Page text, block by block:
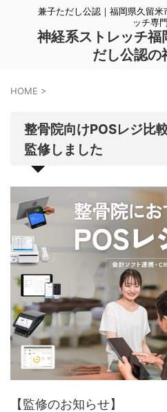
兼子ただし公認｜福岡県久留
ッチ専
神経系ストレッチ福
だし公認の
HOME >
整骨院向けPOSレジ比
監修しました
【監修のお知らせ】